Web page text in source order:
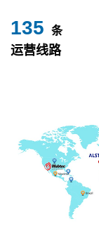
153 条
运营线路